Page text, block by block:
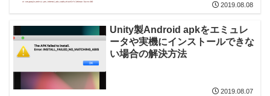
2019.08.08
Unity製Android apkをエミュレ
ータや実機にインストールできな
い場合の解決方法
2019.08.07